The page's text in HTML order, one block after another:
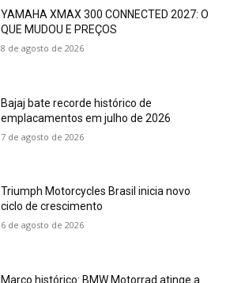
YAMAHA XMAX 300 CONNECTED 2027: O
QUE MUDOU E PREÇOS
8 de agosto de 2026
Bajaj bate recorde histórico de
emplacamentos em julho de 2026
7 de agosto de 2026
Triumph Motorcycles Brasil inicia novo
ciclo de crescimento
6 de agosto de 2026
Marco histórico: BMW Motorrad atinge a